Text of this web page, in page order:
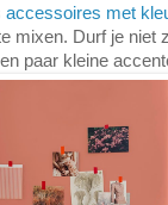
accessoires met
mixen. Durf je niet
paar kleine